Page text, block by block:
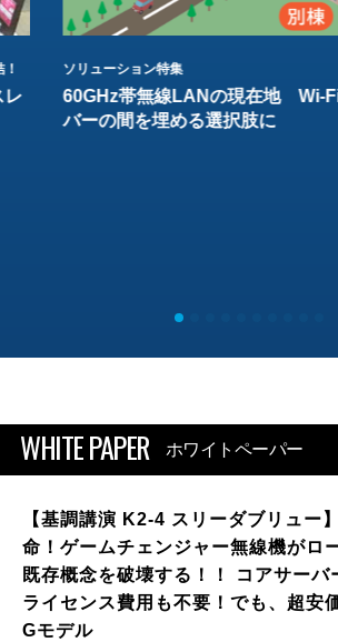
レ
ソリューション特集
60GHz帯無線LANの現在地 Wi-
バーの間を埋める選択肢に
WHITE PAPER ホワイトペーパー
【基調講演 K2-4 スリーダブリュー
命！ゲームチェンジャー無線機がロ
既存概念を破壊する！！ コアサーバ
ライセンス費用も不要！でも、超安
Gモデル